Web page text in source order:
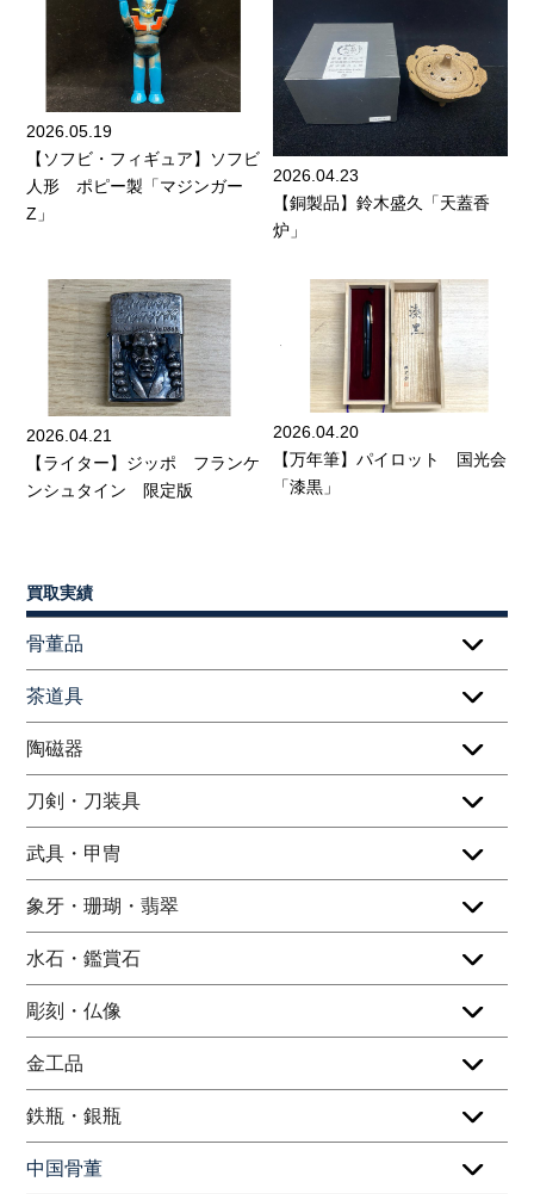
2026.05.19
【ソフビ・フィギュア】ソフビ
人形 ポピー製「マジンガー
Z」
2026.04.23
【銅製品】鈴木盛久「天蓋香
炉」
2026.04.21
【ライター】ジッポ フランケ
ンシュタイン 限定版
2026.04.20
【万年筆】パイロット 国光会
「漆黒」
買取実績
骨董品
茶道具
陶磁器
刀剣・刀装具
武具・甲冑
象牙・珊瑚・翡翠
水石・鑑賞石
彫刻・仏像
金工品
鉄瓶・銀瓶
中国骨董